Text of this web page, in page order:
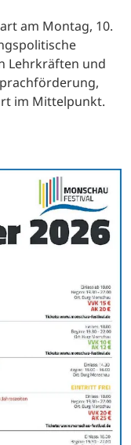
am Montag, 10.
Lehrkräften und
im Mittelpunkt.